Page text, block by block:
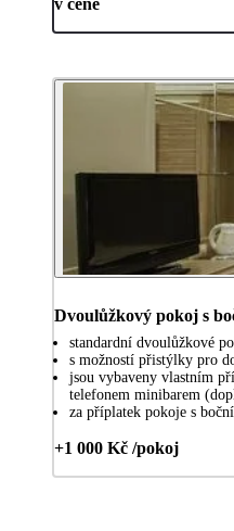
v ceně
Dvoulůžkový pokoj s
standardní dvoulůžkové
s možností přistýlky pro
jsou vybaveny vlastním
telefonem minibarem
za příplatek pokoje s
+1 000 Kč /pokoj